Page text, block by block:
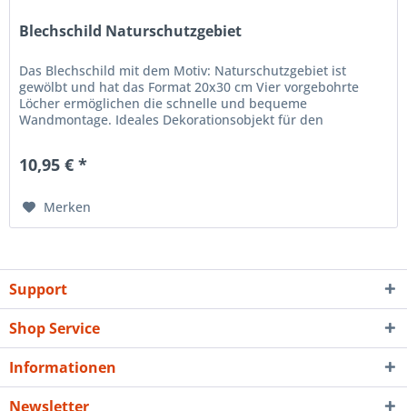
Blechschild Naturschutzgebiet
Das Blechschild mit dem Motiv: Naturschutzgebiet ist
gewölbt und hat das Format 20x30 cm Vier vorgebohrte
Löcher ermöglichen die schnelle und bequeme
Wandmontage. Ideales Dekorationsobjekt für den
10,95 € *
Merken
Support
Shop Service
Informationen
Newsletter